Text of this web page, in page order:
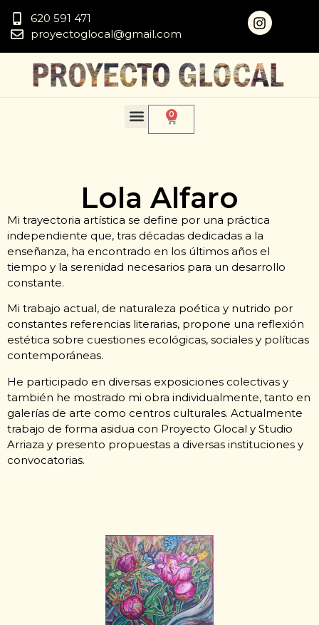
620 591 471
proyectoglocal@gmail.com
0
Lola Alfaro
Mi trayectoria artística se define por una práctica
independiente que, tras décadas dedicadas a la
enseñanza, ha encontrado en los últimos años el
tiempo y la serenidad necesarios para un desarrollo
constante.
Mi trabajo actual, de naturaleza poética y nutrido por
constantes referencias literarias, propone una reflexión
estética sobre cuestiones ecológicas, sociales y políticas
contemporáneas.
He participado en diversas exposiciones colectivas y
también he mostrado mi obra individualmente, tanto en
galerías de arte como centros culturales. Actualmente
trabajo de forma asidua con Proyecto Glocal y Studio
Arriaza y presento propuestas a diversas instituciones y
convocatorias.